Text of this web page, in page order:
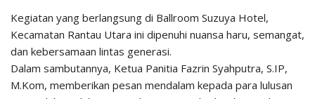
Kegiatan yang berlangsung di Ballroom Suzuya Hotel,
Kecamatan Rantau Utara ini dipenuhi nuansa haru, semangat,
dan kebersamaan lintas generasi.
Dalam sambutannya, Ketua Panitia Fazrin Syahputra, S.IP,
M.Kom, memberikan pesan mendalam kepada para lulusan